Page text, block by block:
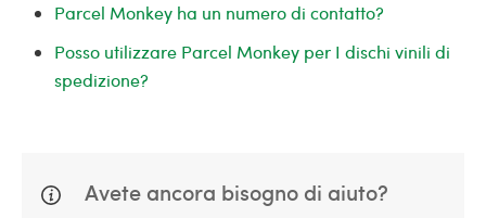
Parcel Monkey ha un numero di contatto?
Posso utilizzare Parcel Monkey per I dischi vinili di
spedizione?
Avete ancora bisogno di aiuto?